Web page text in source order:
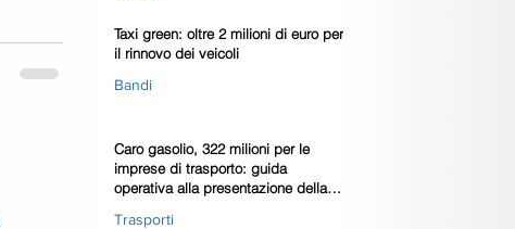
Taxi green: oltre 2 milioni di euro per
il rinnovo dei veicoli
Bandi
Caro gasolio, 322 milioni per le
imprese di trasporto: guida
operativa alla presentazione della
Trasporti